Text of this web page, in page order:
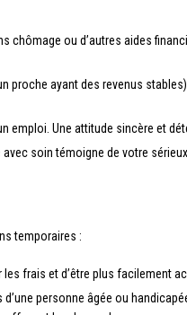
chômage ou d’autres aides
proche ayant des revenus
emploi. Une attitude sincère et
soin témoigne de votre
temporaires :
frais et d’être plus facilement
d’une personne âgée ou